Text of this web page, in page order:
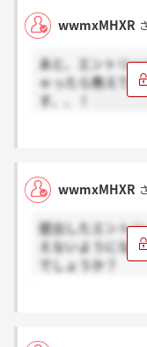
wwmxMHXR
あと、エントリ
ゃったら教えて
す、、！
wwmxMHXR
提出したエント
えないようにな
でしょうか？
だけると嬉しい